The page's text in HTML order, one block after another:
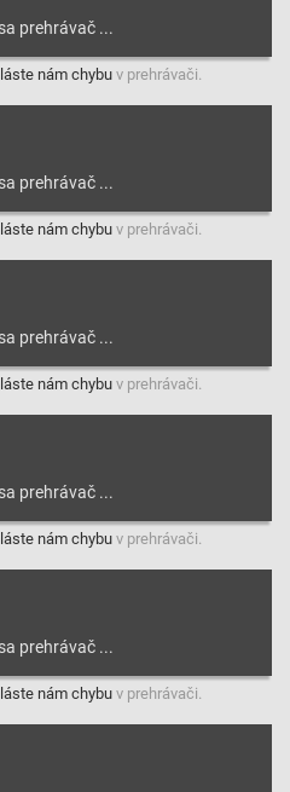
nám chybu v prehrávači.
nám chybu v prehrávači.
nám chybu v prehrávači.
nám chybu v prehrávači.
nám chybu v prehrávači.